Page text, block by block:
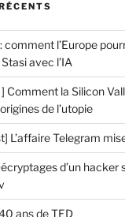
comment l’Europe
avec l’IA
] Comment la Silicon
de l’utopie
L’affaire Telegram
d’un hacker
ans de TED